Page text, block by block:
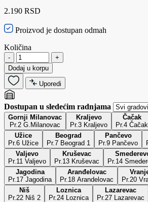
2.190 RSD
Proizvod je dostupan odmah
Količina
-
+
Dodaj u korpu
Uporedi
Dostupan u sledećim radnjama
Gornji Milanovac
Pr.2 G.Milanovac
Kraljevo
Pr.3 Kraljevo
Čačak
Pr.4 Čačak
Užice
Pr.6 Užice
Beograd
Pr.7 Beograd 1
Pančevo
Pr.9 Pančevo
Valjevo
Pr.11 Valjevo
Kruševac
Pr.13 Kruševac
Pr.14
Jagodina
Pr.17 Jagodina
Aranđelovac
Pr.18 Arandelovac
Pr.20
Niš
Pr.22 Niš 2
Loznica
Pr.24 Loznica
Lazarevac
Pr.27 Lazarevac